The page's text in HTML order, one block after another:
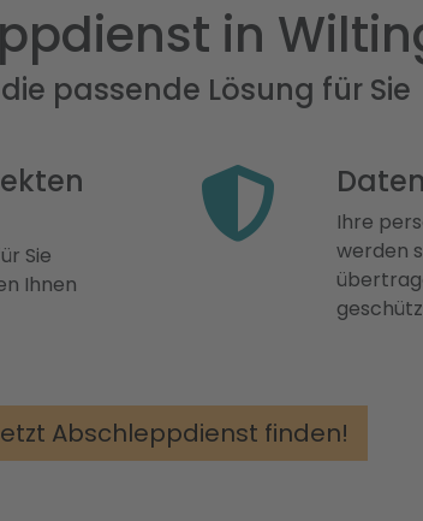
in
passende Lösung für Sie
Sie
Ihnen
Ihre
werden
Abschleppdienst finden!